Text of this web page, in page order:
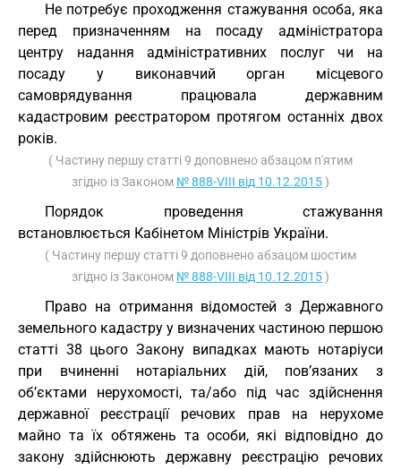
Не потребує проходження стажування особа, яка
перед призначенням на посаду адміністратора
центру надання адміністративних послуг чи на
посаду у виконавчий орган місцевого
самоврядування працювала державним
кадастровим реєстратором протягом останніх двох
років.
( Частину першу статті 9 доповнено абзацом п'ятим
згідно із Законом № 888-VIII від 10.12.2015)
Порядок проведення стажування
встановлюється Кабінетом Міністрів України.
( Частину першу статті 9 доповнено абзацом шостим
згідно із Законом № 888-VIII від 10.12.2015)
Право на отримання відомостей з Державного
земельного кадастру у визначених частиною першою
статті 38цього Закону випадках мають нотаріуси
при вчиненні нотаріальних дій, пов’язаних з
об’єктами нерухомості, та/або під час здійснення
державної реєстрації речових прав на нерухоме
майно та їх обтяжень та особи, які відповідно до
закону здійснюють державну реєстрацію речових